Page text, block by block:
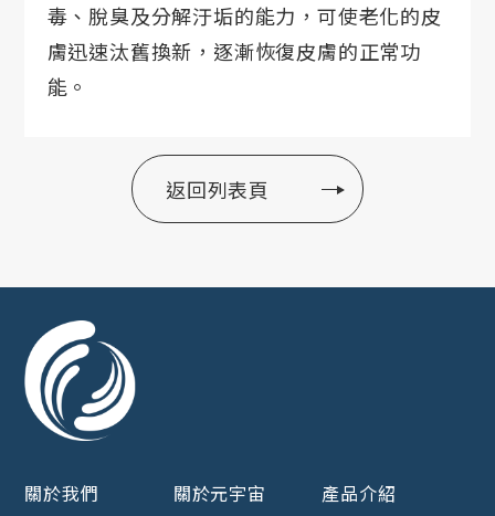
毒、脫臭及分解汙垢的能力，可使老化的皮
膚迅速汰舊換新，逐漸恢復皮膚的正常功
能。
返回列表頁
關於我們 關於元宇宙
產品介紹